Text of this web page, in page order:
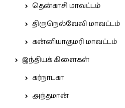
தென்காசி மாவட்டம்
திருநெல்வேலி மாவட்டம்
கன்னியாகுமரி மாவட்டம்
இந்தியக் கிளைகள்
கர்நாடகா
அந்தமான்